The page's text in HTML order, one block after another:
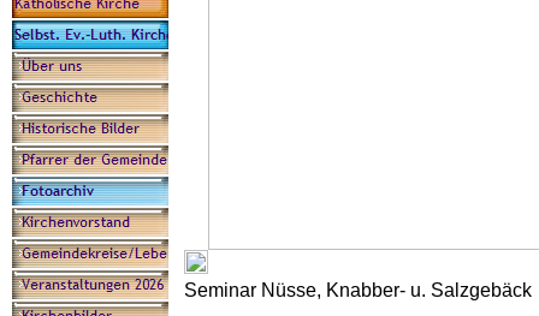
Seminar Nüsse, Knabber- u. Salzgebäck